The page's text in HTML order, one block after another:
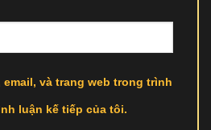
và trang web trong trình
luận kế tiếp của tôi.